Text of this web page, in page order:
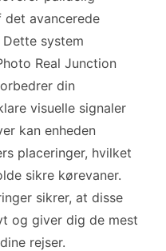
avancerede
system
Real Junction
din
visuelle signaler
kan enheden
placeringer, hvilket
sikre kørevaner.
sikrer, at disse
og giver dig de mest
rejser.